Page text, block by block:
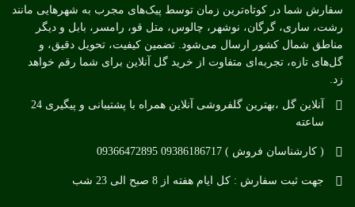
سفارش شما در کوتاه‌ترین زمان توسط پیک‌های مجرب به شهرهایی مانند
رشت، ساری، گرگان، نوشهر، چالوس، متل قو، رامسر، بابل و دیگر
مناطق شمال کشور ارسال می‌شود. تضمین کیفیت، تحویل دقیق، و
گل‌های تازه، تجربه‌ای متفاوت از خرید گل آنلاین برای شما رقم خواهد
زد.
آنلاین گل ،بهترین گلفروشی آنلاین همراه با پشتیبانی و پیگیری 24
ساعته
( کارشناسان فروش ) 09386186717 09366472895
جهت ثبت سفارش : کل ایام هفته از 8 صبح الی 23 شب